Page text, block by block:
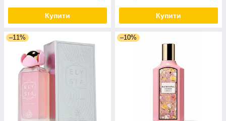
Купити Купити
–11% –10%